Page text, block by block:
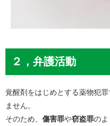
２，弁護活動
覚醒剤をはじめとする薬物犯
ません。
そのため、傷害罪や窃盗罪の